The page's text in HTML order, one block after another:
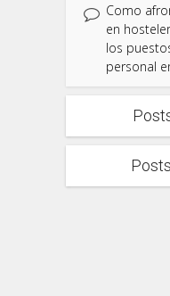
Como
en
los
personal